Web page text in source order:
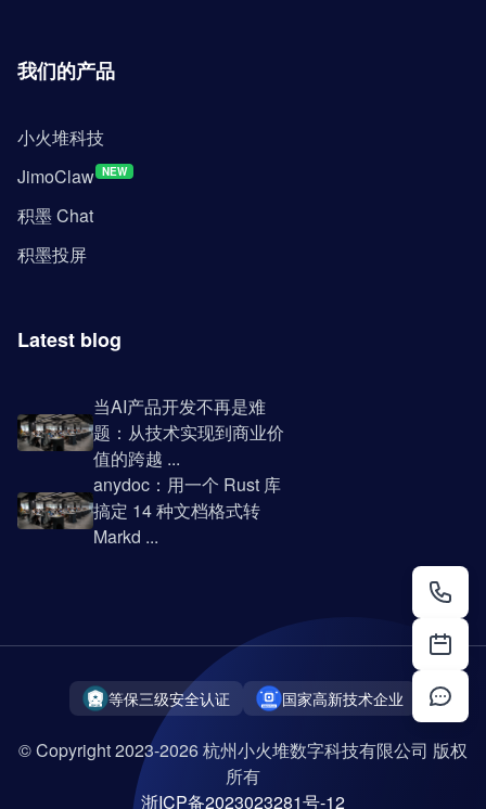
我们的产品
小火堆科技
JimoClaw NEW
积墨 Chat
积墨投屏
Latest blog
当AI产品开发不再是难
题：从技术实现到商业价
值的跨越 ...
anydoc：用一个 Rust 库
搞定 14 种文档格式转
Markd ...
等保三级安全认证 国家高新技术企业
© Copyright 2023-2026 杭州小火堆数字科技有限公司 版权
所有
浙ICP备2023023281号-12